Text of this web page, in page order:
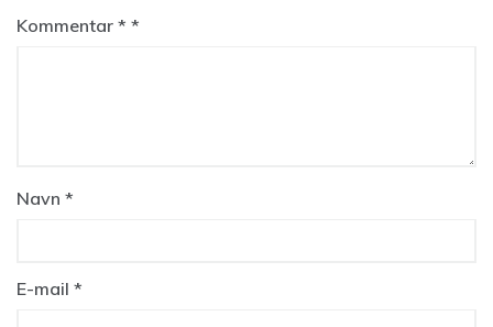
Kommentar *
Navn *
E-mail *